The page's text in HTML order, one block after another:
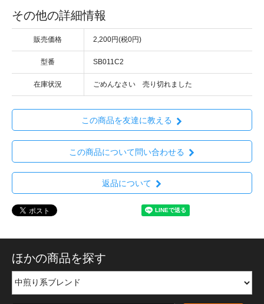
その他の詳細情報
販売価格 2,200円(税0円)
型番 SB011C2
在庫状況 ごめんなさい 売り切れました
この商品を友達に教える
この商品について問い合わせる
返品について
ほかの商品を探す